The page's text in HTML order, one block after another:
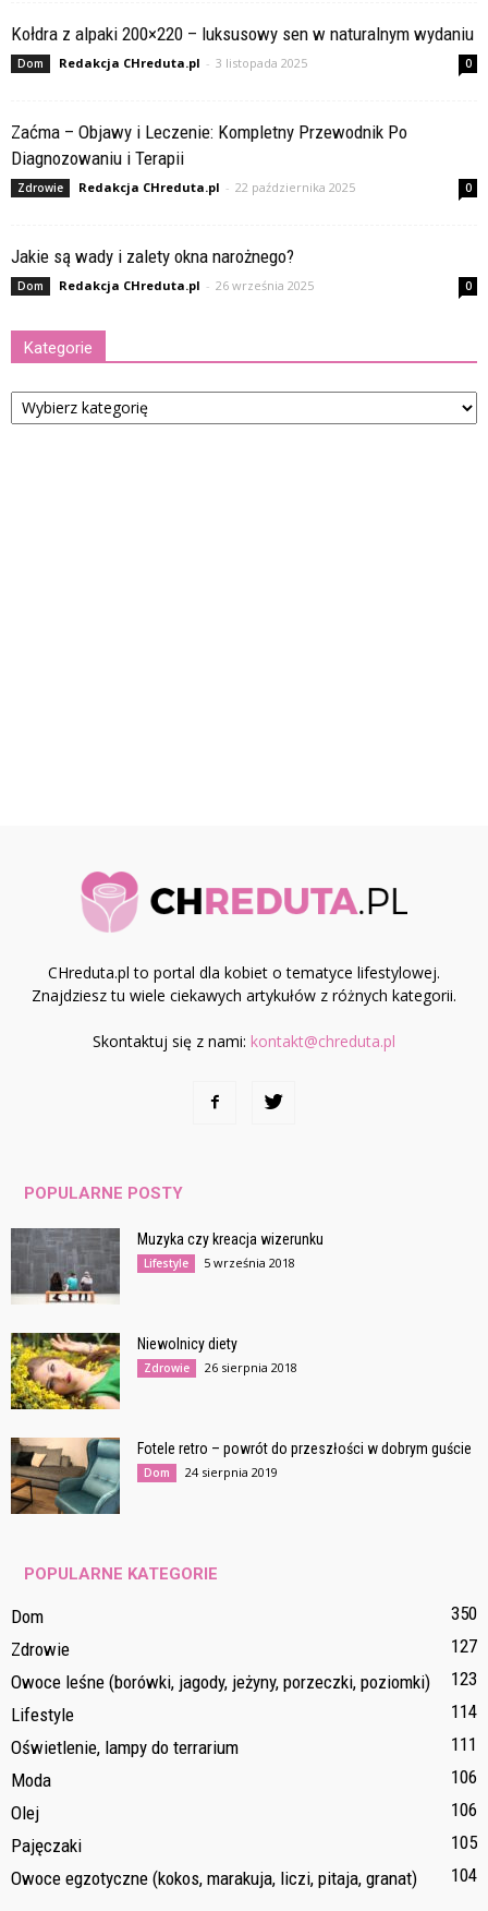
Kołdra z alpaki 200×220 – luksusowy sen w naturalnym wydaniu
Dom Redakcja CHreduta.pl - 3 listopada 2025 0
Zaćma – Objawy i Leczenie: Kompletny Przewodnik Po
Diagnozowaniu i Terapii
Zdrowie Redakcja CHreduta.pl - 22 października 2025 0
Jakie są wady i zalety okna narożnego?
Dom Redakcja CHreduta.pl - 26 września 2025 0
Kategorie
Kategorie
CHreduta.pl to portal dla kobiet o tematyce lifestylowej.
Znajdziesz tu wiele ciekawych artykułów z różnych kategorii.
Skontaktuj się z nami: kontakt@chreduta.pl
POPULARNE POSTY
Muzyka czy kreacja wizerunku
Lifestyle 5 września 2018
Niewolnicy diety
Zdrowie 26 sierpnia 2018
Fotele retro – powrót do przeszłości w dobrym guście
Dom 24 sierpnia 2019
POPULARNE KATEGORIE
Dom
350
Zdrowie
127
Owoce leśne (borówki, jagody, jeżyny, porzeczki, poziomki)
123
Lifestyle
114
Oświetlenie, lampy do terrarium
111
Moda
106
Olej
106
Pajęczaki
105
Owoce egzotyczne (kokos, marakuja, liczi, pitaja, granat)
104